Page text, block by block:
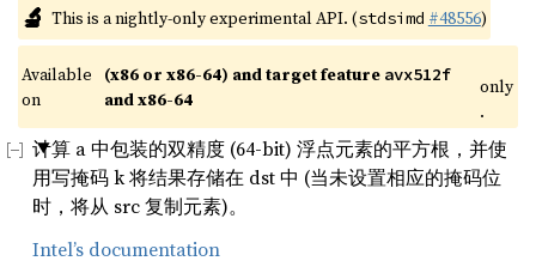
🔬 This is a nightly-only experimental API. (stdsimd #48556)
Available
on
(x86 or x86-64) and target feature avx512f
and x86-64
only
.
计算 a 中包装的双精度 (64-bit) 浮点元素的平方根，并使
用写掩码 k 将结果存储在 dst 中 (当未设置相应的掩码位
时，将从 src 复制元素)。
Intel’s documentation